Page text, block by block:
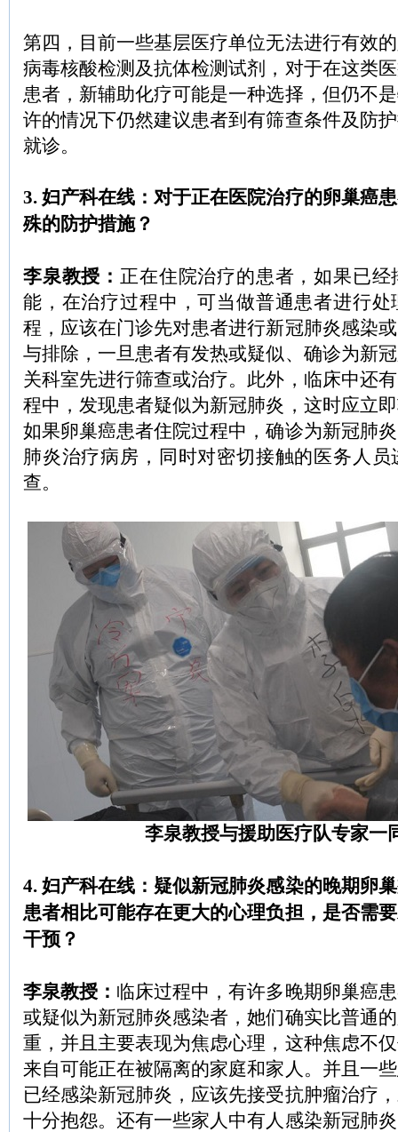
第四，目前一些基层医疗单位无法进行有效
病毒核酸检测及抗体检测试剂，对于在这类
患者，新辅助化疗可能是一种选择，但仍不
许的情况下仍然建议患者到有筛查条件及防
就诊。
3. 妇产科在线：对于正在医院治疗的卵巢癌
殊的防护措施？
李泉教授： 正在住院治疗的患者，如果已
能，在治疗过程中，可当做普通患者进行
程，应该在门诊先对患者进行新冠肺炎感染
与排除，一旦患者有发热或疑似、确诊为新
关科室先进行筛查或治疗。此外，临床中还
程中，发现患者疑似为新冠肺炎，这时应立
如果卵巢癌患者住院过程中，确诊为新冠肺
肺炎治疗病房，同时对密切接触的医务人
查。
李泉教授与援助医疗队专家一
4. 妇产科在线：疑似新冠肺炎感染的晚期卵
患者相比可能存在更大的心理负担，是否需
干预？
李泉教授： 临床过程中，有许多晚期卵巢癌
或疑似为新冠肺炎感染者，她们确实比普通
重，并且主要表现为焦虑心理，这种焦虑不
来自可能正在被隔离的家庭和家人。并且一
已经感染新冠肺炎，应该先接受抗肿瘤治疗
十分抱怨。还有一些家人中有人感染新冠肺